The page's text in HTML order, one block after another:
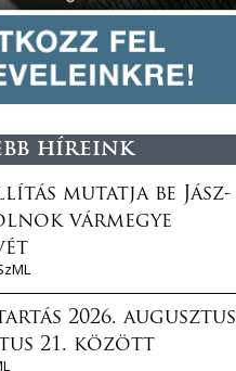
híreink
mutatja be Jász-
vármegye
2026. augusztus
21. között